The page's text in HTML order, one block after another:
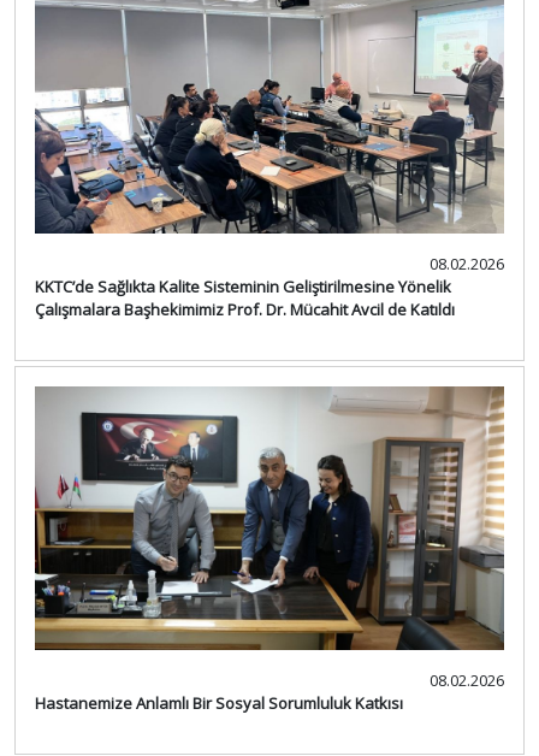
08.02.2026
KKTC’de Sağlıkta Kalite Sisteminin Geliştirilmesine Yönelik
Çalışmalara Başhekimimiz Prof. Dr. Mücahit Avcil de Katıldı
08.02.2026
Hastanemize Anlamlı Bir Sosyal Sorumluluk Katkısı